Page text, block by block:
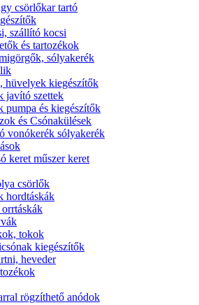
csörlőkar tartó
szállító kocsi
és tartozékok
sólyakerék
hüvelyek kiegészítők
javító szettek
pumpa és kiegészítők
és Csónakülések
vonókerék sólyakerék
keret műszer keret
csörlők
hordtáskák
tokok
kiegészítők
heveder
rögzíthető anódok